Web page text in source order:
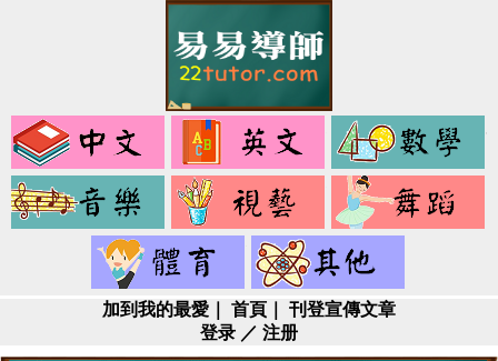
中
文
音
藝
健
身
加到我的最愛 首頁
刊登宣傳文章
登录 ／ 注册